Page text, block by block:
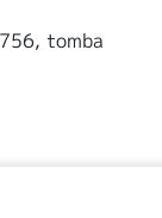
tomba